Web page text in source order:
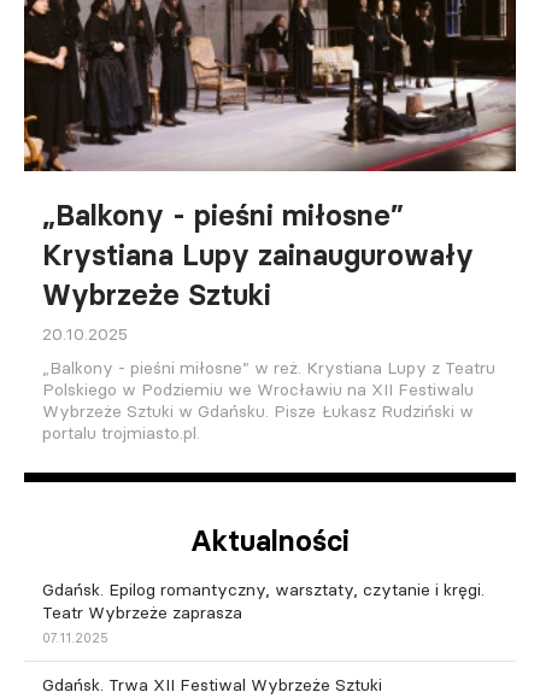
„Balkony - pieśni miłosne”
Krystiana Lupy zainaugurowały
Wybrzeże Sztuki
20.10.2025
„Balkony - pieśni miłosne” w reż. Krystiana Lupy z Teatru
Polskiego w Podziemiu we Wrocławiu na XII Festiwalu
Wybrzeże Sztuki w Gdańsku. Pisze Łukasz Rudziński w
portalu trojmiasto.pl.
Aktualności
Gdańsk. Epilog romantyczny, warsztaty, czytanie i kręgi.
Teatr Wybrzeże zaprasza
07.11.2025
Gdańsk. Trwa XII Festiwal Wybrzeże Sztuki